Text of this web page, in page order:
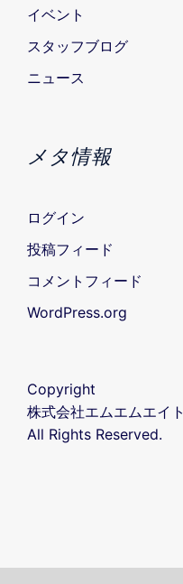
イベント
スタッフブログ
ニュース
メタ情報
ログイン
投稿フィード
コメントフィード
WordPress.org
Copyright
株式会社エムエムエイト
All Rights Reserved.